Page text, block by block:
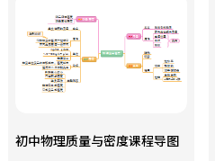
初中物理质量与密度课程导图